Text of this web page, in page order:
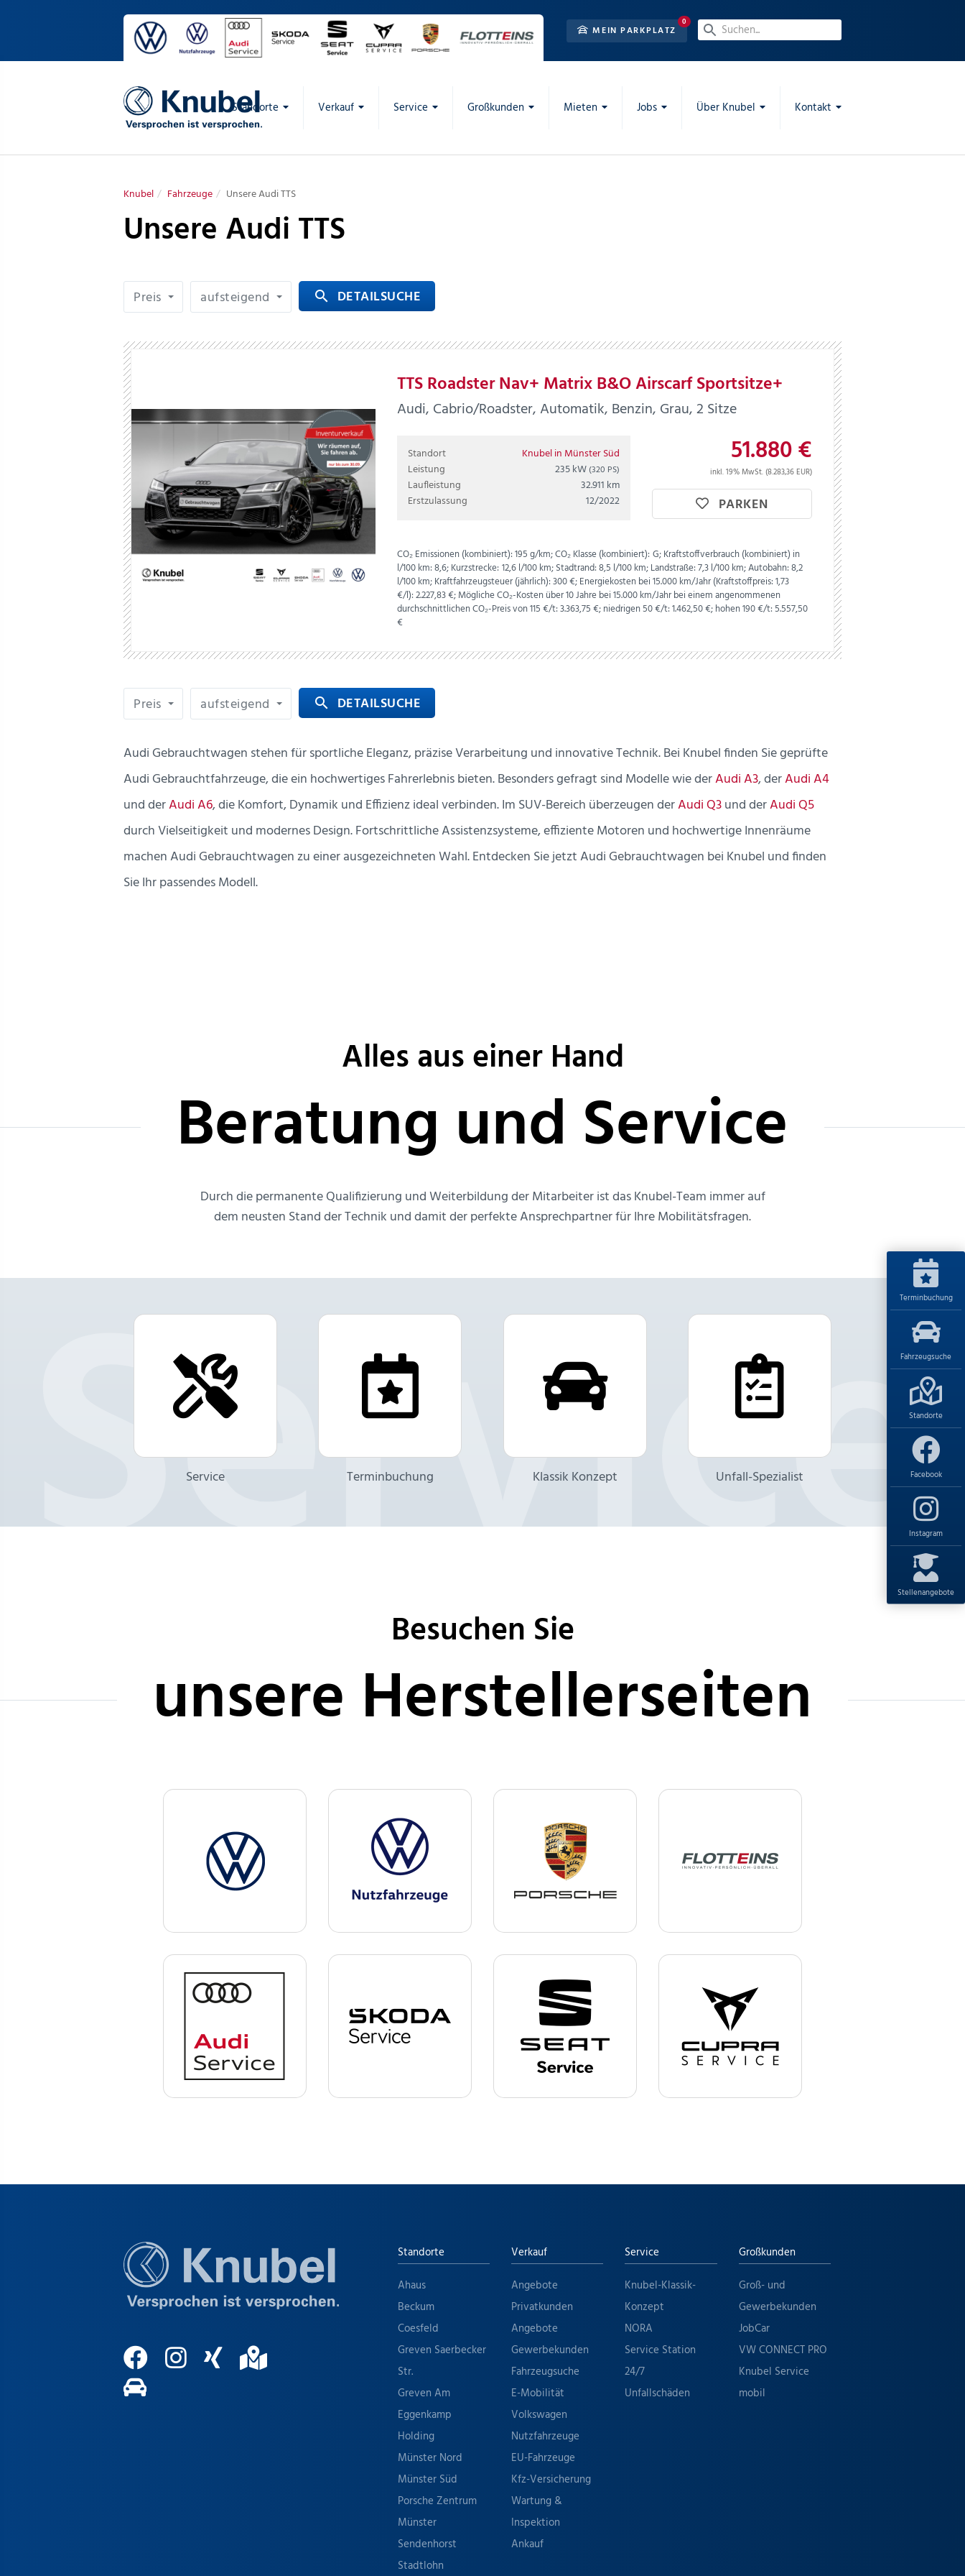
Terminbuchung
Fahrzeugsuche
Standorte
Facebook
Instagram
Stellenangebote
MEIN PARKPLATZ
0
Standorte Verkauf Service Großkunden Mieten Jobs Über Knubel Kontakt
Knubel Fahrzeuge Unsere Audi TTS
Unsere Audi TTS
Preis aufsteigend search DETAILSUCHE
TTS Roadster Nav+ Matrix B&O Airscarf Sportsitze+
Audi, Cabrio/Roadster, Automatik, Benzin, Grau, 2 Sitze
Standort
Knubel in Münster Süd
Leistung
235 kW (320 PS)
Laufleistung
32.911 km
Erstzulassung
12/2022
51.880 €
inkl. 19% MwSt. (8.283,36 EUR)
PARKEN
CO₂ Emissionen (kombiniert):195 g/km;CO₂ Klasse (kombiniert):G;Kraftstoffverbrauch (kombiniert) in
l/100 km:8,6;Kurzstrecke:12,6 l/100 km;Stadtrand:8,5 l/100 km;Landstraße:7,3 l/100 km;Autobahn:8,2
l/100 km;Kraftfahrzeugsteuer (jährlich):300 €;Energiekosten bei 15.000 km/Jahr (Kraftstoffpreis:1,73
€/l):2.227,83 €;Mögliche CO₂-Kosten über 10 Jahre bei 15.000 km/Jahr bei einem angenommenen
durchschnittlichen CO₂-Preis von 115 €/t:3.363,75 €; niedrigen 50 €/t: 1.462,50 €; hohen 190 €/t: 5.557,50
€
Preis aufsteigend search DETAILSUCHE
Audi Gebrauchtwagen stehen für sportliche Eleganz, präzise Verarbeitung und innovative Technik. Bei Knubel finden Sie geprüfte
Audi Gebrauchtfahrzeuge, die ein hochwertiges Fahrerlebnis bieten. Besonders gefragt sind Modelle wie derAudi A3, derAudi A4
und derAudi A6, die Komfort, Dynamik und Effizienz ideal verbinden. Im SUV-Bereich überzeugen derAudi Q3und derAudi Q5
durch Vielseitigkeit und modernes Design. Fortschrittliche Assistenzsysteme, effiziente Motoren und hochwertige Innenräume
machen Audi Gebrauchtwagen zu einer ausgezeichneten Wahl. Entdecken Sie jetzt Audi Gebrauchtwagen bei Knubel und finden
Sie Ihr passendes Modell.
Alles aus einer Hand
Beratung und Service
Durch die permanente Qualifizierung und Weiterbildung der Mitarbeiter ist das Knubel-Team immer auf
dem neusten Stand der Technik und damit der perfekte Ansprechpartner für Ihre Mobilitätsfragen.
Service Terminbuchung Klassik Konzept Unfall-Spezialist
Besuchen Sie
unsere Herstellerseiten
Standorte
Ahaus
Beckum
Coesfeld
Greven Saerbecker
Str.
Greven Am
Eggenkamp
Holding
Münster Nord
Münster Süd
Porsche Zentrum
Münster
Sendenhorst
Stadtlohn
Verkauf
Angebote
Privatkunden
Angebote
Gewerbekunden
Fahrzeugsuche
E-Mobilität
Volkswagen
Nutzfahrzeuge
EU-Fahrzeuge
Kfz-Versicherung
Wartung &
Inspektion
Ankauf
Service
Knubel-Klassik-
Konzept
NORA
Service Station
24/7
Unfallschäden
Großkunden
Groß- und
Gewerbekunden
JobCar
VW CONNECT PRO
Knubel Service
mobil